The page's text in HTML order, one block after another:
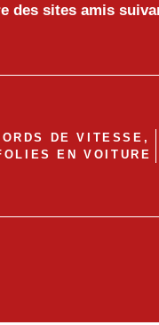
des sites amis
DE VITESSE,
EN VOITURE